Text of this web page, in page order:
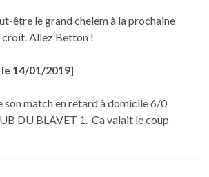
être le grand chelem à la prochaine
croit. Allez Betton !
14/01/2019]
son match en retard à domicile 6/0
DU BLAVET 1. Ca valait le coup